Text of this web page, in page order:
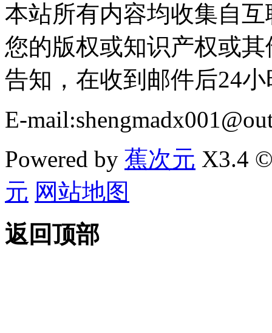
本站所有内容均收集自
您的版权或知识产权或
告知，在收到邮件后24
E-
Powered by 蕉次元 X3.4
元 网站地图
返回顶部